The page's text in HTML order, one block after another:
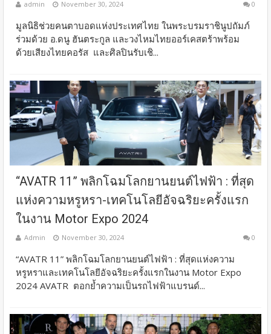
admin November 30, 2024 0
มูลนิธิช่วยคนตาบอดแห่งประเทศไทย ในพระบรมราชินูปถัมภ์
ร่วมด้วย อ.ดนู ฮันตระกูล และวงไหมไทยออร์เคสตร้าพร้อม
ด้วยเสียงไทยคอรัส และศิลปินรับเชิ...
“AVATR 11” พลิกโฉมโลกยานยนต์ไฟฟ้า : ที่สุด
แห่งความหรูหรา-เทคโนโลยีอัจฉริยะครั้งแรก
ในงาน Motor Expo 2024
Admin November 30, 2024 0
“AVATR 11” พลิกโฉมโลกยานยนต์ไฟฟ้า : ที่สุดแห่งความ
หรูหราและเทคโนโลยีอัจฉริยะครั้งแรกในงาน Motor Expo
2024 AVATR ตอกย้ำความเป็นรถไฟฟ้าแบรนด์...